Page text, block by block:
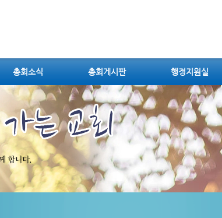
총회소식 총회게시판 행정지원실